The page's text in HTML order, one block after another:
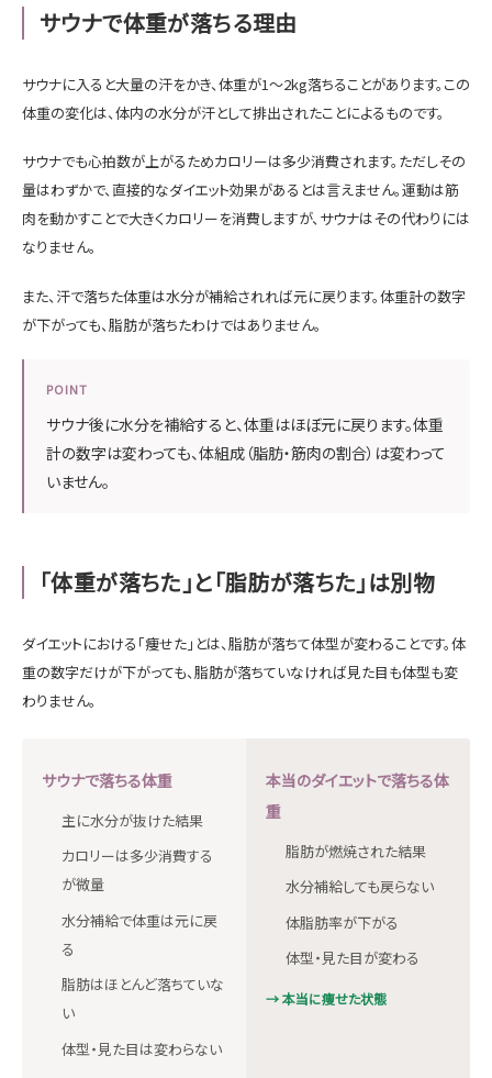
サウナで体重が落ちる理由
サウナに入ると大量の汗をかき、体重が1〜2kg落ちることがあります。この
体重の変化は、体内の水分が汗として排出されたことによるものです。
サウナでも心拍数が上がるためカロリーは多少消費されます。ただしその
量はわずかで、直接的なダイエット効果があるとは言えません。運動は筋
肉を動かすことで大きくカロリーを消費しますが、サウナはその代わりには
なりません。
また、汗で落ちた体重は水分が補給されれば元に戻ります。体重計の数字
が下がっても、脂肪が落ちたわけではありません。
POINT
サウナ後に水分を補給すると、体重はほぼ元に戻ります。体重
計の数字は変わっても、体組成（脂肪・筋肉の割合）は変わって
いません。
「体重が落ちた」と「脂肪が落ちた」は別物
ダイエットにおける「痩せた」とは、脂肪が落ちて体型が変わることです。体
重の数字だけが下がっても、脂肪が落ちていなければ見た目も体型も変
わりません。
サウナで落ちる体重
主に水分が抜けた結果
カロリーは多少消費する
が微量
水分補給で体重は元に戻
る
脂肪はほとんど落ちていな
い
体型・見た目は変わらない
本当のダイエットで落ちる体
重
脂肪が燃焼された結果
水分補給しても戻らない
体脂肪率が下がる
体型・見た目が変わる
→ 本当に痩せた状態